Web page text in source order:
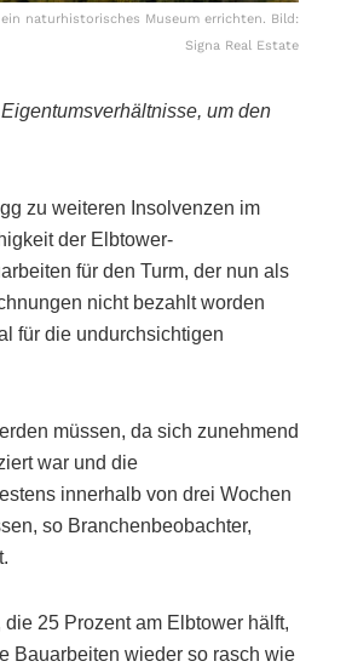
naturhistorisches Museum errichten. Bild:
Signa Real Estate
um den
zu weiteren Insolvenzen im
der Elbtower-
für den Turm, der nun als
nicht bezahlt worden
für die undurchsichtigen
müssen, da sich zunehmend
war und die
innerhalb von drei Wochen
so Branchenbeobachter,
25 Prozent am Elbtower hälft,
Bauarbeiten wieder so rasch wie